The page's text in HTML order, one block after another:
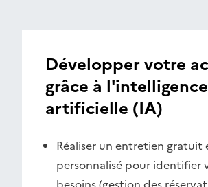
Développer votre
grâce à l'intelligence
artificielle (IA)
Réaliser un entretien gratuit
personnalisé pour identifier